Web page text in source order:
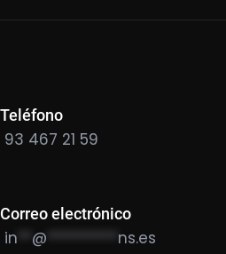
Teléfono
93 467 21 59
Correo electrónico
in @ ********** ns.es